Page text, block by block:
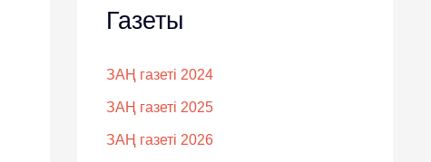
Газеты
ЗАҢ газеті 2024
ЗАҢ газеті 2025
ЗАҢ газеті 2026